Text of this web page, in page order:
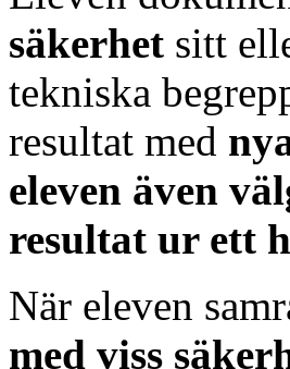
säkerhet sitt
tekniska
resultat med
eleven även
resultat ur ett
När eleven
med viss